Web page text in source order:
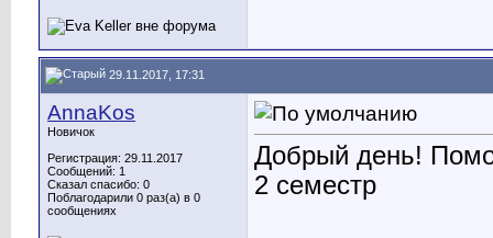
29.11.2017, 17:31
AnnaKos
Новичок
Регистрация: 29.11.2017
Сообщений: 1
Сказал спасибо: 0
Поблагодарили 0 раз(а) в 0
сообщениях
Добрый день!
2 семестр